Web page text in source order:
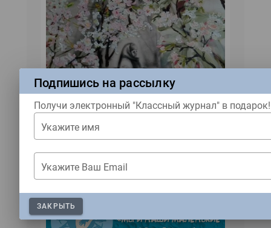
Рисунок Татьяны Трубниковой
Подпишись на рассылку
Получи электронный "Классный журнал" в подарок!
Укажите имя
Укажите Ваш Email
ЗАКРЫТЬ